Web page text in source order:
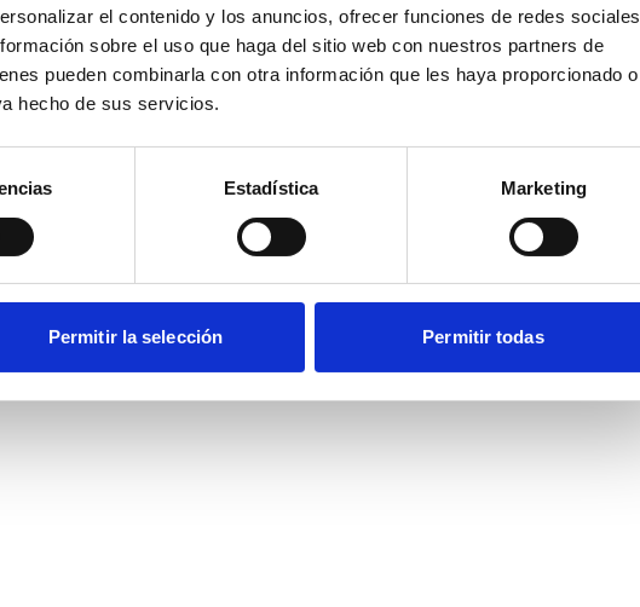
el contenido y los anuncios, ofrecer funciones de redes sociales
sobre el uso que haga del sitio web con nuestros partners de
pueden combinarla con otra información que les haya proporcionado o
hecho de sus servicios.
Estadística Marketing
Permitir la selección Permitir todas